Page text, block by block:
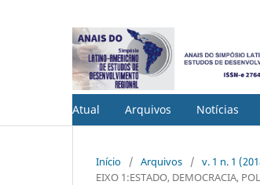
Atual Arquivos Notícias
Início / Arquivos / v. 1 n. 1
EIXO 1:ESTADO, DEMOCRACIA,